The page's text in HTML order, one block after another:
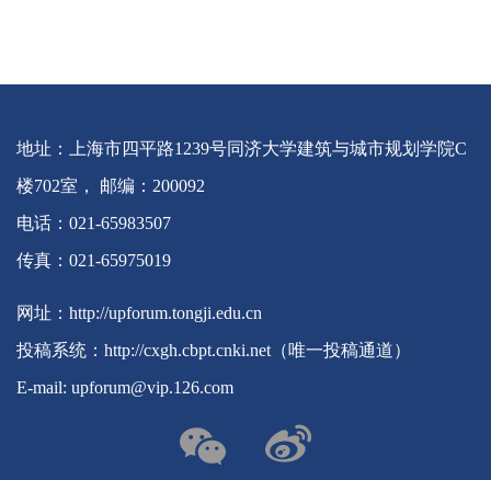
地址：上海市四平路1239号同济大学建筑与城市规划学院C
楼702室， 邮编：200092
电话：021-65983507
传真：021-65975019
网址：http://upforum.tongji.edu.cn
投稿系统：http://cxgh.cbpt.cnki.net（唯一投稿通道）
E-mail: upforum@vip.126.com